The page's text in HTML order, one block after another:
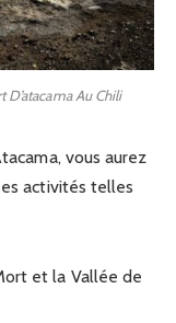
D’atacama Au Chili
vous aurez
activités telles
et la Vallée de